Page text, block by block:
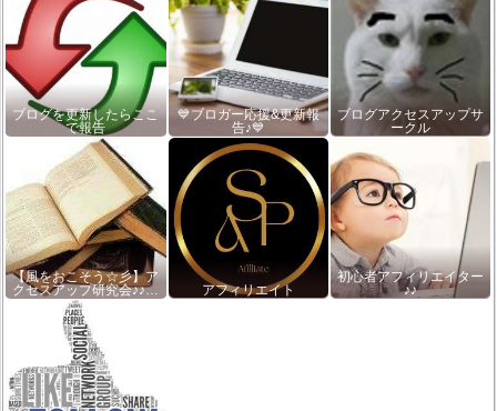
ブログを更新したらここ
で報告
💙ブロガー応援&更新報
告♪💙
ブログアクセスアップサ
ークル
【風をおこそう☆彡】ア
クセスアップ研究会♪♪…
アフィリエイト
初心者アフィリエイター
♪♪